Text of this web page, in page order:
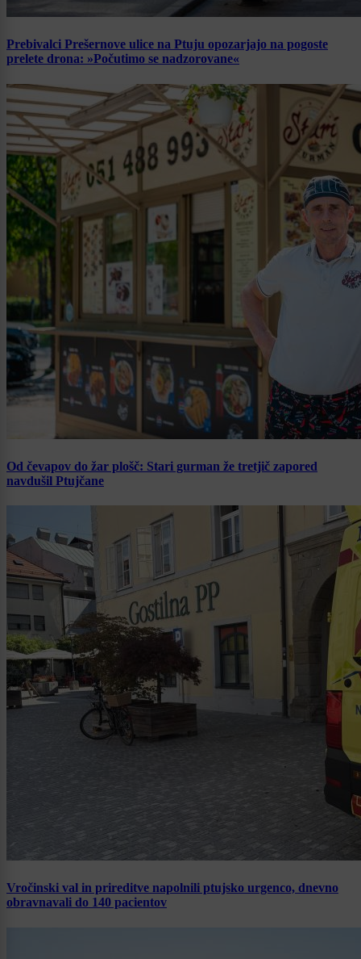
Prebivalci Prešernove ulice na Ptuju opozarjajo na pogoste
prelete drona: »Počutimo se nadzorovane«
Od čevapov do žar plošč: Stari gurman že tretjič zapored
navdušil Ptujčane
Vročinski val in prireditve napolnili ptujsko urgenco, dnevno
obravnavali do 140 pacientov